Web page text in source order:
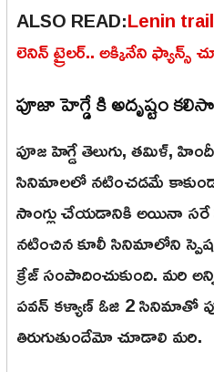
ALSO READ:Lenin
లెనిన్ ట్రైలర్.. అక్కినేని ఫ్యాన్స్
పూజా హెగ్డే కి అదృష్టం
పూజ హెగ్డే తెలుగు, తమిళ్,
సినిమాలలో నటించడమే కాకుండా
సాంగ్లు చేయడానికి అయినా సరే
నటించిన కూలీ సినిమాలోని
క్రేజ్ సంపాదించుకుంది. మరి
పవన్ కళ్యాణ్ ఓజి 2 సినిమాతో
తిరుగుతుందేమో చూడాలి మరి.